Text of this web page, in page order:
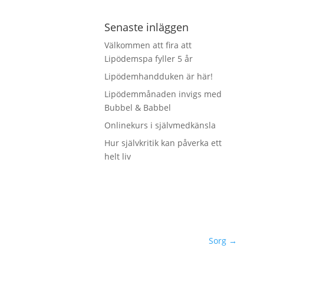
Senaste inläggen
Välkommen att fira att
Lipödemspa fyller 5 år
Lipödemhandduken är här!
Lipödemmånaden invigs med
Bubbel & Babbel
Onlinekurs i självmedkänsla
Hur självkritik kan påverka ett
helt liv
Sorg→